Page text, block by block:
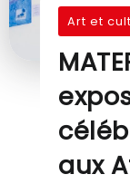
Art et
aux